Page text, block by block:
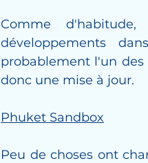
Comme
développements
probablement l'un des
donc une mise à jour.
Phuket Sandbox
Peu de choses ont